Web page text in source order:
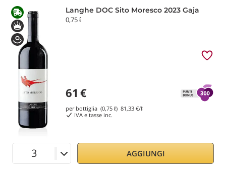
Langhe DOC Sito Moresco 2023 Gaja
0,75 ℓ
61 €
per bottiglia (0,75 ℓ) 81,33 €/ℓ
IVA e tasse inc.
AGGIUNGI